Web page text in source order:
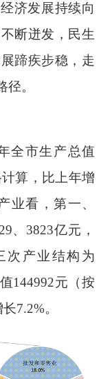
济发展持续向
断迸发，民生
蹄疾步稳，走
。
市生产总值
计算，比上年增
业看，第一、
、3823亿元，
次产业结构为
144992元（按
7.2%。